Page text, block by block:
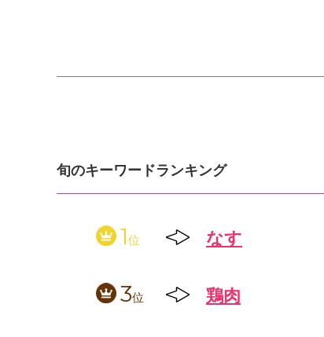
旬のキーワードランキング
1位 なす
3位 鶏肉